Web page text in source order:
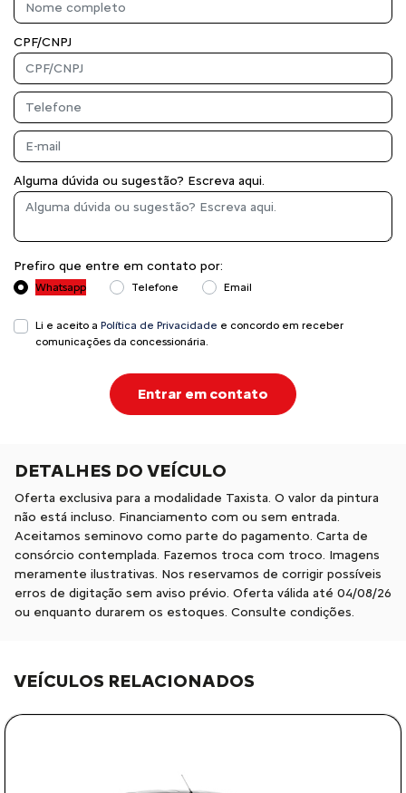
CPF/CNPJ
Alguma dúvida ou sugestão? Escreva aqui.
Prefiro que entre em contato por:
Whatsapp Telefone Email
Li e aceito a Política de Privacidade e concordo em receber
comunicações da concessionária.
Entrar em contato
DETALHES DO VEÍCULO
Oferta exclusiva para a modalidade Taxista. O valor da pintura
não está incluso. Financiamento com ou sem entrada.
Aceitamos seminovo como parte do pagamento. Carta de
consórcio contemplada. Fazemos troca com troco. Imagens
meramente ilustrativas. Nos reservamos de corrigir possíveis
erros de digitação sem aviso prévio. Oferta válida até 04/08/26
ou enquanto durarem os estoques. Consulte condições.
VEÍCULOS RELACIONADOS